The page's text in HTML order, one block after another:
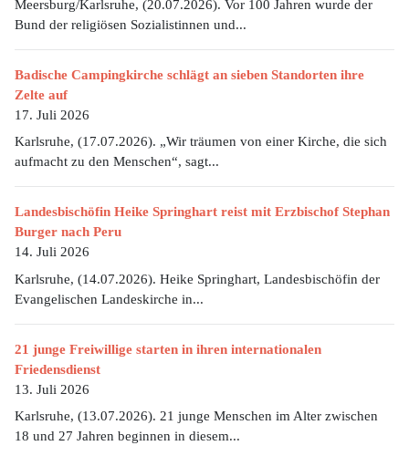
Meersburg/Karlsruhe, (20.07.2026). Vor 100 Jahren wurde der
Bund der religiösen Sozialistinnen und...
Badische Campingkirche schlägt an sieben Standorten ihre
Zelte auf
17. Juli 2026
Karlsruhe, (17.07.2026). „Wir träumen von einer Kirche, die sich
aufmacht zu den Menschen“, sagt...
Landesbischöfin Heike Springhart reist mit Erzbischof Stephan
Burger nach Peru
14. Juli 2026
Karlsruhe, (14.07.2026). Heike Springhart, Landesbischöfin der
Evangelischen Landeskirche in...
21 junge Freiwillige starten in ihren internationalen
Friedensdienst
13. Juli 2026
Karlsruhe, (13.07.2026). 21 junge Menschen im Alter zwischen
18 und 27 Jahren beginnen in diesem...